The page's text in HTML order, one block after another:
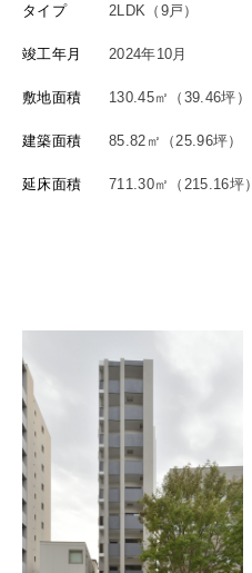
タイプ 2LDK（9戸）
竣工年月 2024年10月
敷地面積 130.45㎡（39.46坪）
建築面積 85.82㎡（25.96坪）
延床面積 711.30㎡（215.16坪）